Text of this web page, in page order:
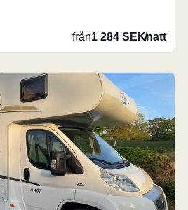
från1 284 SEK/natt